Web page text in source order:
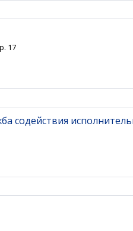
17
содействия